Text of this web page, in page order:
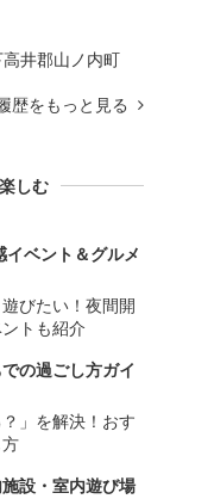
井郡山ノ内町
歴をもっと見る
しむ
イベント＆グルメ
びたい！夜間開
トも紹介
の過ごし方ガイ
？」を解決！おす
設・室内遊び場